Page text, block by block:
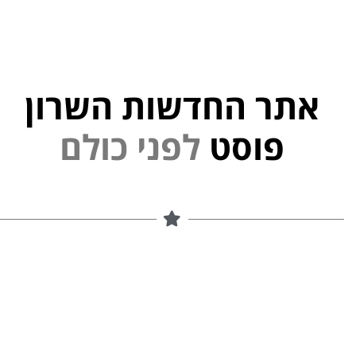
אתר החדשות השרון
פוסט